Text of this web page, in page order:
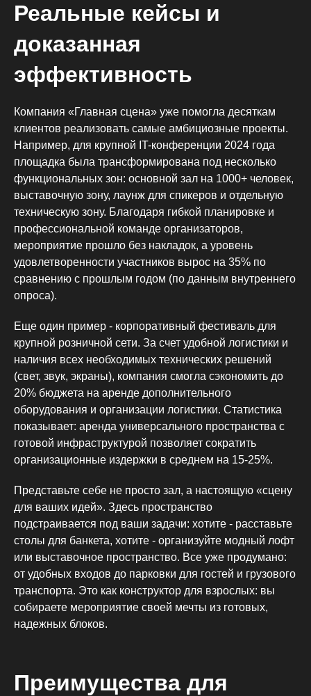
Реальные кейсы и
доказанная
эффективность
Компания «Главная сцена» уже помогла десяткам
клиентов реализовать самые амбициозные проекты.
Например, для крупной IT-конференции 2024 года
площадка была трансформирована под несколько
функциональных зон: основной зал на 1000+ человек,
выставочную зону, лаунж для спикеров и отдельную
техническую зону. Благодаря гибкой планировке и
профессиональной команде организаторов,
мероприятие прошло без накладок, а уровень
удовлетворенности участников вырос на 35% по
сравнению с прошлым годом (по данным внутреннего
опроса).
Еще один пример - корпоративный фестиваль для
крупной розничной сети. За счет удобной логистики и
наличия всех необходимых технических решений
(свет, звук, экраны), компания смогла сэкономить до
20% бюджета на аренде дополнительного
оборудования и организации логистики. Статистика
показывает: аренда универсального пространства с
готовой инфраструктурой позволяет сократить
организационные издержки в среднем на 15-25%.
Представьте себе не просто зал, а настоящую «сцену
для ваших идей». Здесь пространство
подстраивается под ваши задачи: хотите - расставьте
столы для банкета, хотите - организуйте модный лофт
или выставочное пространство. Все уже продумано:
от удобных входов до парковки для гостей и грузового
транспорта. Это как конструктор для взрослых: вы
собираете мероприятие своей мечты из готовых,
надежных блоков.
Преимущества для